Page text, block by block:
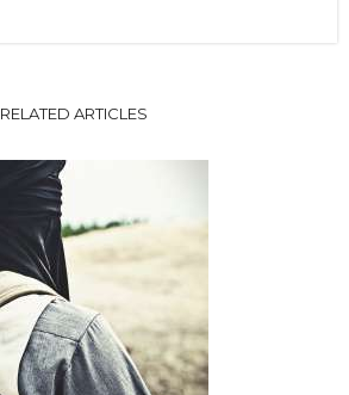
RELATED ARTICLES